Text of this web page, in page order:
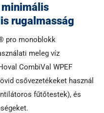
rugalmasság
pro monoblokk
meleg víz
CombiVal WPEF
csővezetékeket használ
fűtőtestek), és